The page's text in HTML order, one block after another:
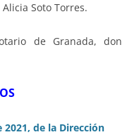
Soto Torres.
de Granada, don
de la Dirección